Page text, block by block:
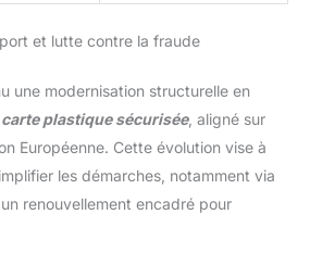
et lutte contre la fraude
une modernisation structurelle en
carte plastique sécurisée, aligné sur
Européenne. Cette évolution vise à
les démarches, notamment via
renouvellement encadré pour